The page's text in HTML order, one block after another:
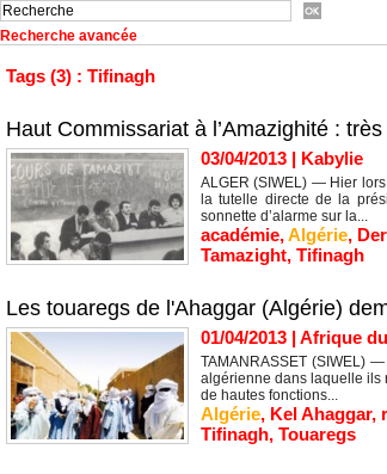
Recherche avancée
Tags (3) : Tifinagh
Haut Commissariat à l’Amazighité :
03/04/2013 | Kabylie
ALGER (SIWEL) — Hier lors
la tutelle directe de la
sonnette d’alarme sur la...
académie,Algérie,
Tamazight, Tifinagh
Les touaregs de l'Ahaggar (Algérie)
01/04/2013 | Afrique
TAMANRASSET (SIWEL)
algérienne dans laquelle ils
de hautes fonctions...
Algérie, Kel Ahaggar,
Tifinagh, Touaregs